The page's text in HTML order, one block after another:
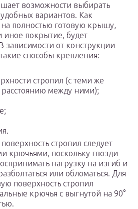
возможности выбирать
вариантов. Как
на полностью готовую крышу,
иное покрытие, будет
зависимости от конструкции
способы крепления:
стропил (с теми же
между ними);
стропил следует
крючьями, поскольку гвозди
нагрузку на изгиб и
или обломаться. Для
поверхность стропил
крючья с выгнутой на 90°